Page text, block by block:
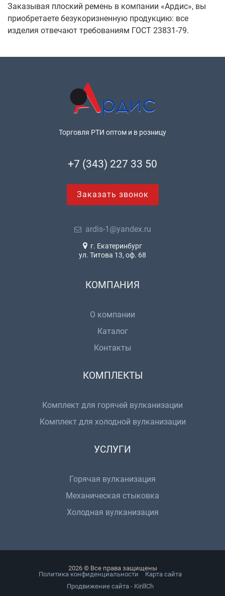
Заказывая плоский ремень в компании «Ардис», вы
приобретаете безукоризненную продукцию: все
изделия отвечают требованиям ГОСТ 23831-79.
Торговля РТИ оптом и в розницу
+7 (343) 227 33 50
Заказать звонок
ardis-1@yandex.ru
г. Екатеринбург
ул. Титова 13, оф. 68
КОМПАНИЯ
О компании
Каталог
Контакты
КОМПЛЕКТЫ
Комплект для горячей вулканизации
Комплект для холодной вулканизации
УСЛУГИ
Горячая вулканизация
Механическая стыковка
Холодная вулканизация
2026 © Все права защищены
Политика конфиденциальности
Карта сайта
Продвижение сайта - KirillCh